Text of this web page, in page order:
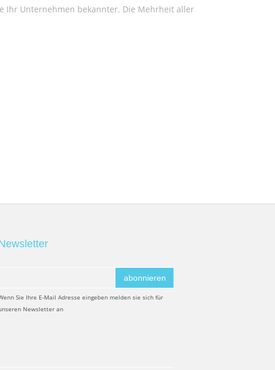
Ihr Unternehmen bekannter. Die Mehrheit aller
abonnieren
Sie Ihre E-Mail Adresse eingeben melden sie sich für
Newsletter an